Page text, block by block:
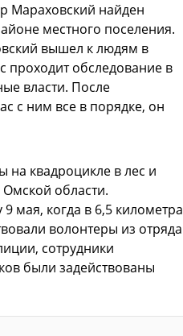
Мараховский найден
местного поселения.
вышел к людям в
проходит обследование в
власти. После
с ним все в порядке, он
на квадроцикле в лес и
области.
мая, когда в 6,5 километра
волонтеры из отряда
сотрудники
были задействованы